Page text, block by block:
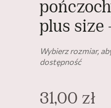
plus size
Wybierz rozmiar,
dostępność
31,00 zł